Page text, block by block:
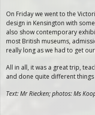
On Friday we went to the
design in Kensington with
also show contemporary
most British museums,
really long as we had to get
All in all, it was a great trip,
and done quite different
Text: Mr Riecken; photos: Ms